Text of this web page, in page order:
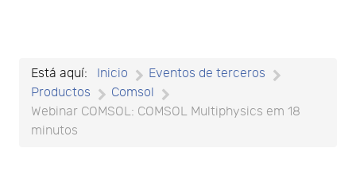
Está aquí: Inicio
Eventos de terceros
Productos
Comsol
Webinar COMSOL: COMSOL Multiphysics em 18
minutos